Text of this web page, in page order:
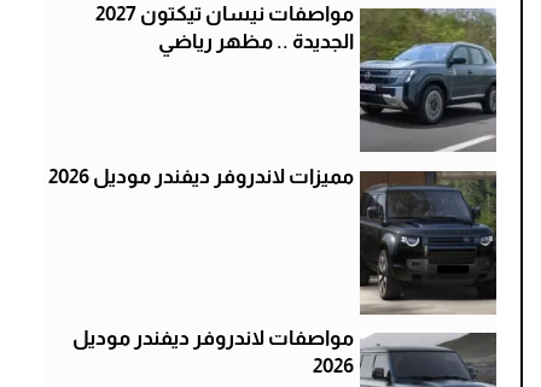
مواصفات نيسان تيكتون 2027
الجديدة .. مظهر رياضي
مميزات لاندروفر ديفندر موديل 2026
مواصفات لاندروفر ديفندر موديل
2026